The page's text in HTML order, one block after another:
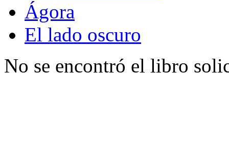
Ágora
El lado oscuro
No se encontró el libro